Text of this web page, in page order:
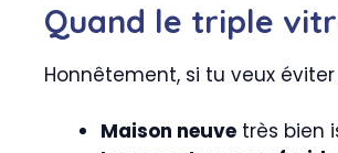
Quand le triple
Honnêtement, si tu veux
Maison neuve très bien